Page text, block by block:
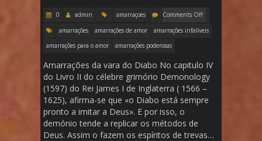
0 admin amarraçoes
Comments Off
amarrações
amarrações de amor
amarrações infalíveis
amarrações para o amor
amarrações poderosas
Amarrações da vara do Diabo No capitulo IV
do Livro II do célebre grimório Demonology
(1597) do Rei James I de Inglaterra ( 1566 –
1625), afirma-se que «o Diabo está sempre
pronto a imitar a Deus». E por isso, o
demónio tende a replicar os métodos de
Deus. Assim o fazem os espíritos de trevas…